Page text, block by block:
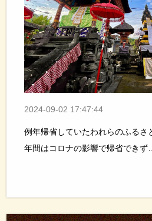
2024-09-02 17:47:44
例年帰省していたわれらのふるさ
年間はコロナの影響で帰省でき